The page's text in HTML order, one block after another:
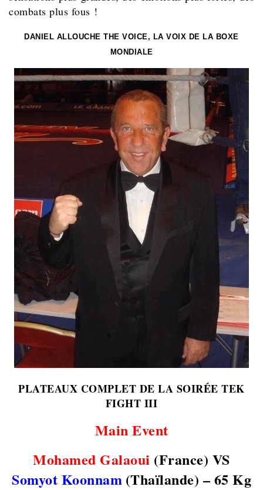
combats plus fous !
DANIEL ALLOUCHE THE VOICE, LA VOIX DE LA BOXE
MONDIALE
PLATEAUX COMPLET DE LA SOIRÉE TEK
FIGHT III
Main Event
Mohamed Galaoui (France) VS
Somyot Koonnam (Thaïlande) – 65 Kg